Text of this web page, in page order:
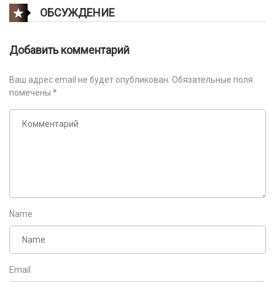
ОБСУЖДЕНИЕ
Добавить комментарий
Ваш адрес email не будет опубликован. Обязательные поля
помечены *
Name
Email